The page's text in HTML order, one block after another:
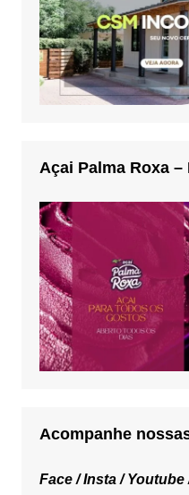
Açai Palma Roxa
Acompanhe
Face /Insta /Youtube